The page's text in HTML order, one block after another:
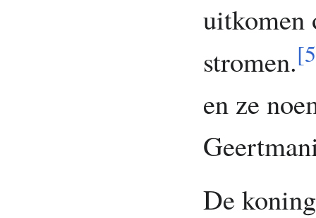
uitkomen
stromen.[5
en ze
De